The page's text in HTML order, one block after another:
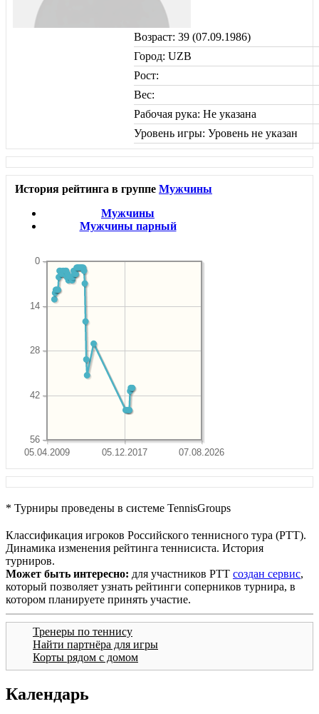
Возраст: 39 (07.09.1986)
Город: UZB
Рост:
Вес:
Рабочая рука: Не указана
Уровень игры: Уровень не указан
История рейтинга в группе Мужчины
Мужчины
Мужчины парный
05.04.2009 05.12.2017 07.08.2026
56
42
28
14
0
* Турниры проведены в системе TennisGroups
Классификация игроков Российского теннисного тура (РТТ).
Динамика изменения рейтинга теннисиста. История
турниров.
Может быть интересно: для участников РТТ создан сервис,
который позволяет узнать рейтинги соперников турнира, в
котором планируете принять участие.
Тренеры по теннису
Найти партнёра для игры
Корты рядом с домом
Календарь